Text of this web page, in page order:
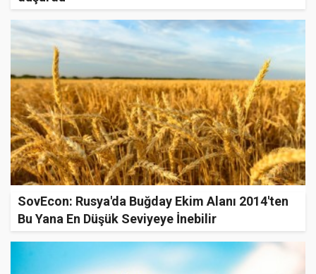
SovEcon: Rusya'da Buğday Ekim Alanı 2014'ten
Bu Yana En Düşük Seviyeye İnebilir